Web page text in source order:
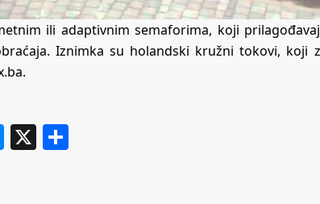
ili adaptivnim semaforima, koji
Iznimka su holandski kružni tokovi, koji
.
Messenger
X